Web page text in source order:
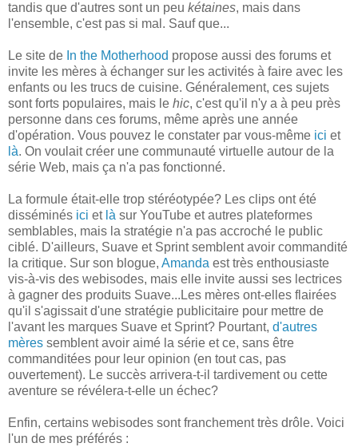
tandis que d'autres sont un peu kétaines, mais dans
l'ensemble, c'est pas si mal. Sauf que...
Le site de In the Motherhood propose aussi des forums et
invite les mères à échanger sur les activités à faire avec les
enfants ou les trucs de cuisine. Généralement, ces sujets
sont forts populaires, mais le hic, c'est qu'il n'y a à peu près
personne dans ces forums, même après une année
d'opération. Vous pouvez le constater par vous-même ici et
là. On voulait créer une communauté virtuelle autour de la
série Web, mais ça n'a pas fonctionné.
La formule était-elle trop stéréotypée? Les clips ont été
disséminés ici et là sur YouTube et autres plateformes
semblables, mais la stratégie n'a pas accroché le public
ciblé. D'ailleurs, Suave et Sprint semblent avoir commandité
la critique. Sur son blogue, Amanda est très enthousiaste
vis-à-vis des webisodes, mais elle invite aussi ses lectrices
à gagner des produits Suave...Les mères ont-elles flairées
qu'il s'agissait d'une stratégie publicitaire pour mettre de
l'avant les marques Suave et Sprint? Pourtant, d'autres
mères semblent avoir aimé la série et ce, sans être
commanditées pour leur opinion (en tout cas, pas
ouvertement). Le succès arrivera-t-il tardivement ou cette
aventure se révélera-t-elle un échec?
Enfin, certains webisodes sont franchement très drôle. Voici
l'un de mes préférés :